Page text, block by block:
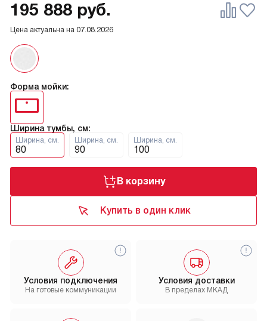
Форма мойки:
Ширина тумбы, см:
Ширина, см.
80
Ширина, см.
90
Ширина, см.
100
Цена актуальна на 07.08.2026
195 888 руб.
В корзину
Купить в один клик
Условия доставки
В пределах МКАД
Условия подключения
На готовые коммуникации